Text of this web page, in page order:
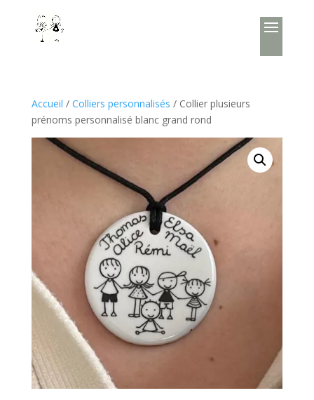
Accueil / Colliers personnalisés / Collier plusieurs
prénoms personnalisé blanc grand rond